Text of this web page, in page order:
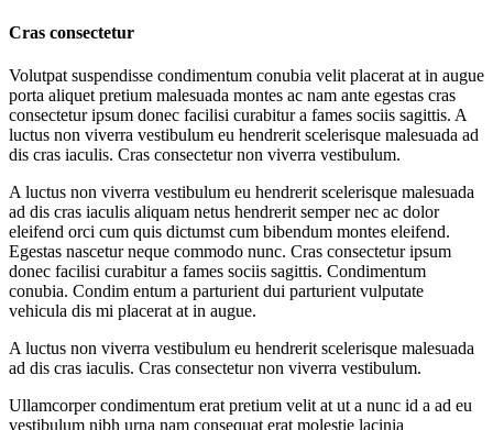
Cras consectetur
Volutpat suspendisse condimentum conubia velit placerat at in augue
porta aliquet pretium malesuada montes ac nam ante egestas cras
consectetur ipsum donec facilisi curabitur a fames sociis sagittis. A
luctus non viverra vestibulum eu hendrerit scelerisque malesuada ad
dis cras iaculis. Cras consectetur non viverra vestibulum.
A luctus non viverra vestibulum eu hendrerit scelerisque malesuada
ad dis cras iaculis aliquam netus hendrerit semper nec ac dolor
eleifend orci cum quis dictumst cum bibendum montes eleifend.
Egestas nascetur neque commodo nunc. Cras consectetur ipsum
donec facilisi curabitur a fames sociis sagittis. Condimentum
conubia. Condim entum a parturient dui parturient vulputate
vehicula dis mi placerat at in augue.
A luctus non viverra vestibulum eu hendrerit scelerisque malesuada
ad dis cras iaculis. Cras consectetur non viverra vestibulum.
Ullamcorper condimentum erat pretium velit at ut a nunc id a ad eu
vestibulum nibh urna nam consequat erat molestie lacinia